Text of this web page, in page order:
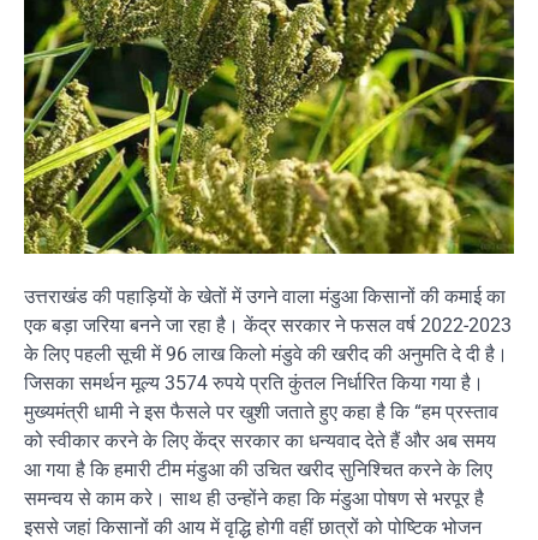
उत्तराखंड की पहाड़ियों के खेतों में उगने वाला मंडुआ किसानों की कमाई का
एक बड़ा जरिया बनने जा रहा है। केंद्र सरकार ने फसल वर्ष 2022-2023
के लिए पहली सूची में 96 लाख किलो मंडुवे की खरीद की अनुमति दे दी है।
जिसका समर्थन मूल्य 3574 रुपये प्रति कुंतल निर्धारित किया गया है।
मुख्यमंत्री धामी ने इस फैसले पर खुशी जताते हुए कहा है कि “हम प्रस्ताव
को स्वीकार करने के लिए केंद्र सरकार का धन्यवाद देते हैं और अब समय
आ गया है कि हमारी टीम मंडुआ की उचित खरीद सुनिश्चित करने के लिए
समन्वय से काम करे। साथ ही उन्होंने कहा कि मंडुआ पोषण से भरपूर है
इससे जहां किसानों की आय में वृद्धि होगी वहीं छात्रों को पोष्टिक भोजन